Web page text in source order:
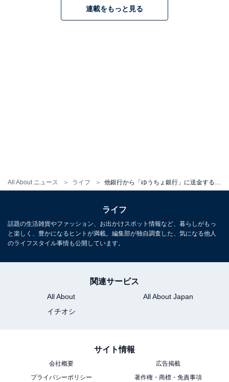
All About ニュース ライフ
ると知っておくと、今後役立つかもしれませんね。
連載をもっと見る
ライフ
話題の生活雑貨やファッション、お出かけスポット情報など、暮らしがもっ
と楽しく、豊かになるヒントが満載。編集部が独自調査した、気になる他人
のライフスタイル事情も公開しています。
関連サービス
All About
All About Japan
イチオシ
サイト情報
会社概要
広告掲載
プライバシーポリシー
著作権・商標・免責事項